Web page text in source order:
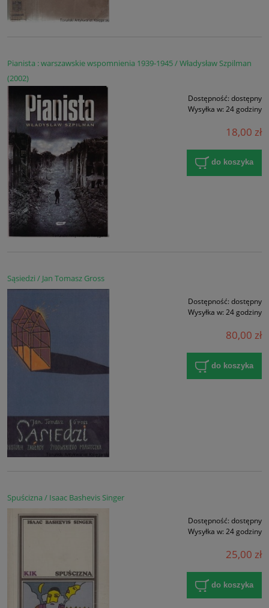
Pianista : warszawskie wspomnienia 1939-1945 / Władysław Szpilman
(2002)
Dostępność: dostępny
Wysyłka w: 24 godziny
18,00 zł
do koszyka
Sąsiedzi / Jan Tomasz Gross
Dostępność: dostępny
Wysyłka w: 24 godziny
80,00 zł
do koszyka
Spuścizna / Isaac Bashevis Singer
Dostępność: dostępny
Wysyłka w: 24 godziny
25,00 zł
do koszyka